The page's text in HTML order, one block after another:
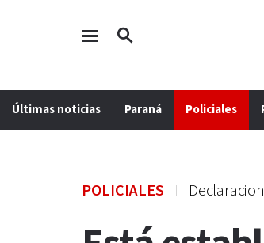
Últimas noticias Paraná Policiales
POLICIALES